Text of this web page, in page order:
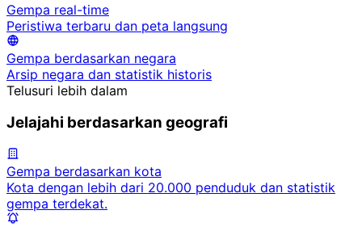
Gempa real-time
Peristiwa terbaru dan peta langsung
Gempa berdasarkan negara
Arsip negara dan statistik historis
Telusuri lebih dalam
Jelajahi berdasarkan geografi
Gempa berdasarkan kota
Kota dengan lebih dari 20.000 penduduk dan statistik
gempa terdekat.